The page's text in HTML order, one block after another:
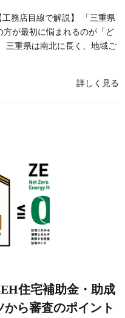
務店目線で解説】 「三重県
が最初に悩まれるのが「ど
三重県は南北に長く、地域ご
詳しく見る
住宅補助金・助成
ら審査のポイント